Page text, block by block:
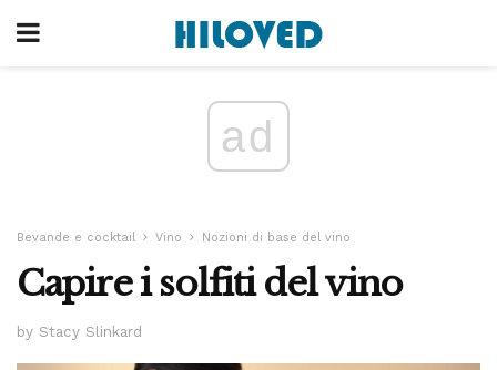
ad
Bevande e cocktail Vino Nozioni di base del vino
Capire i solfiti del vino
by Stacy Slinkard